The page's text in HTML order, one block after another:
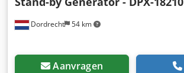
Dordrecht 54 km
Aanvragen